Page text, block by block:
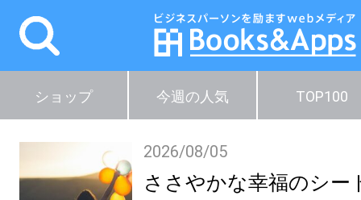
ショップ 今週の人気 TOP100
2026/08/05
ささやかな幸福のシー